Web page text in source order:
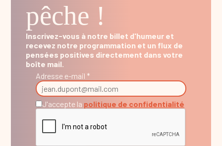
pêche !
Inscrivez-vous à notre billet d'humeur et
recevez notre programmation et un flux de
pensées positives directement dans votre
boîte mail.
Adresse e-mail *
J'accepte la politique de confidentialité